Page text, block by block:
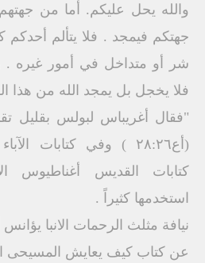
والله يحل عليكم. أما من
جهتكم فيمجد . فلا يتألم
شر أو متداخل في أمور غيره
فلا يخجل بل يمجد الله من هذا القبيل
"فقال أغريباس لبولس بقليل
(أع٢٨:٢٦ ) وفي كتابات
كتابات القديس أغناطيوس
استخدمها كثيراً .
نيافة مثلث الرحمات الانبا
عن كتاب كيف يعايش المسيحى